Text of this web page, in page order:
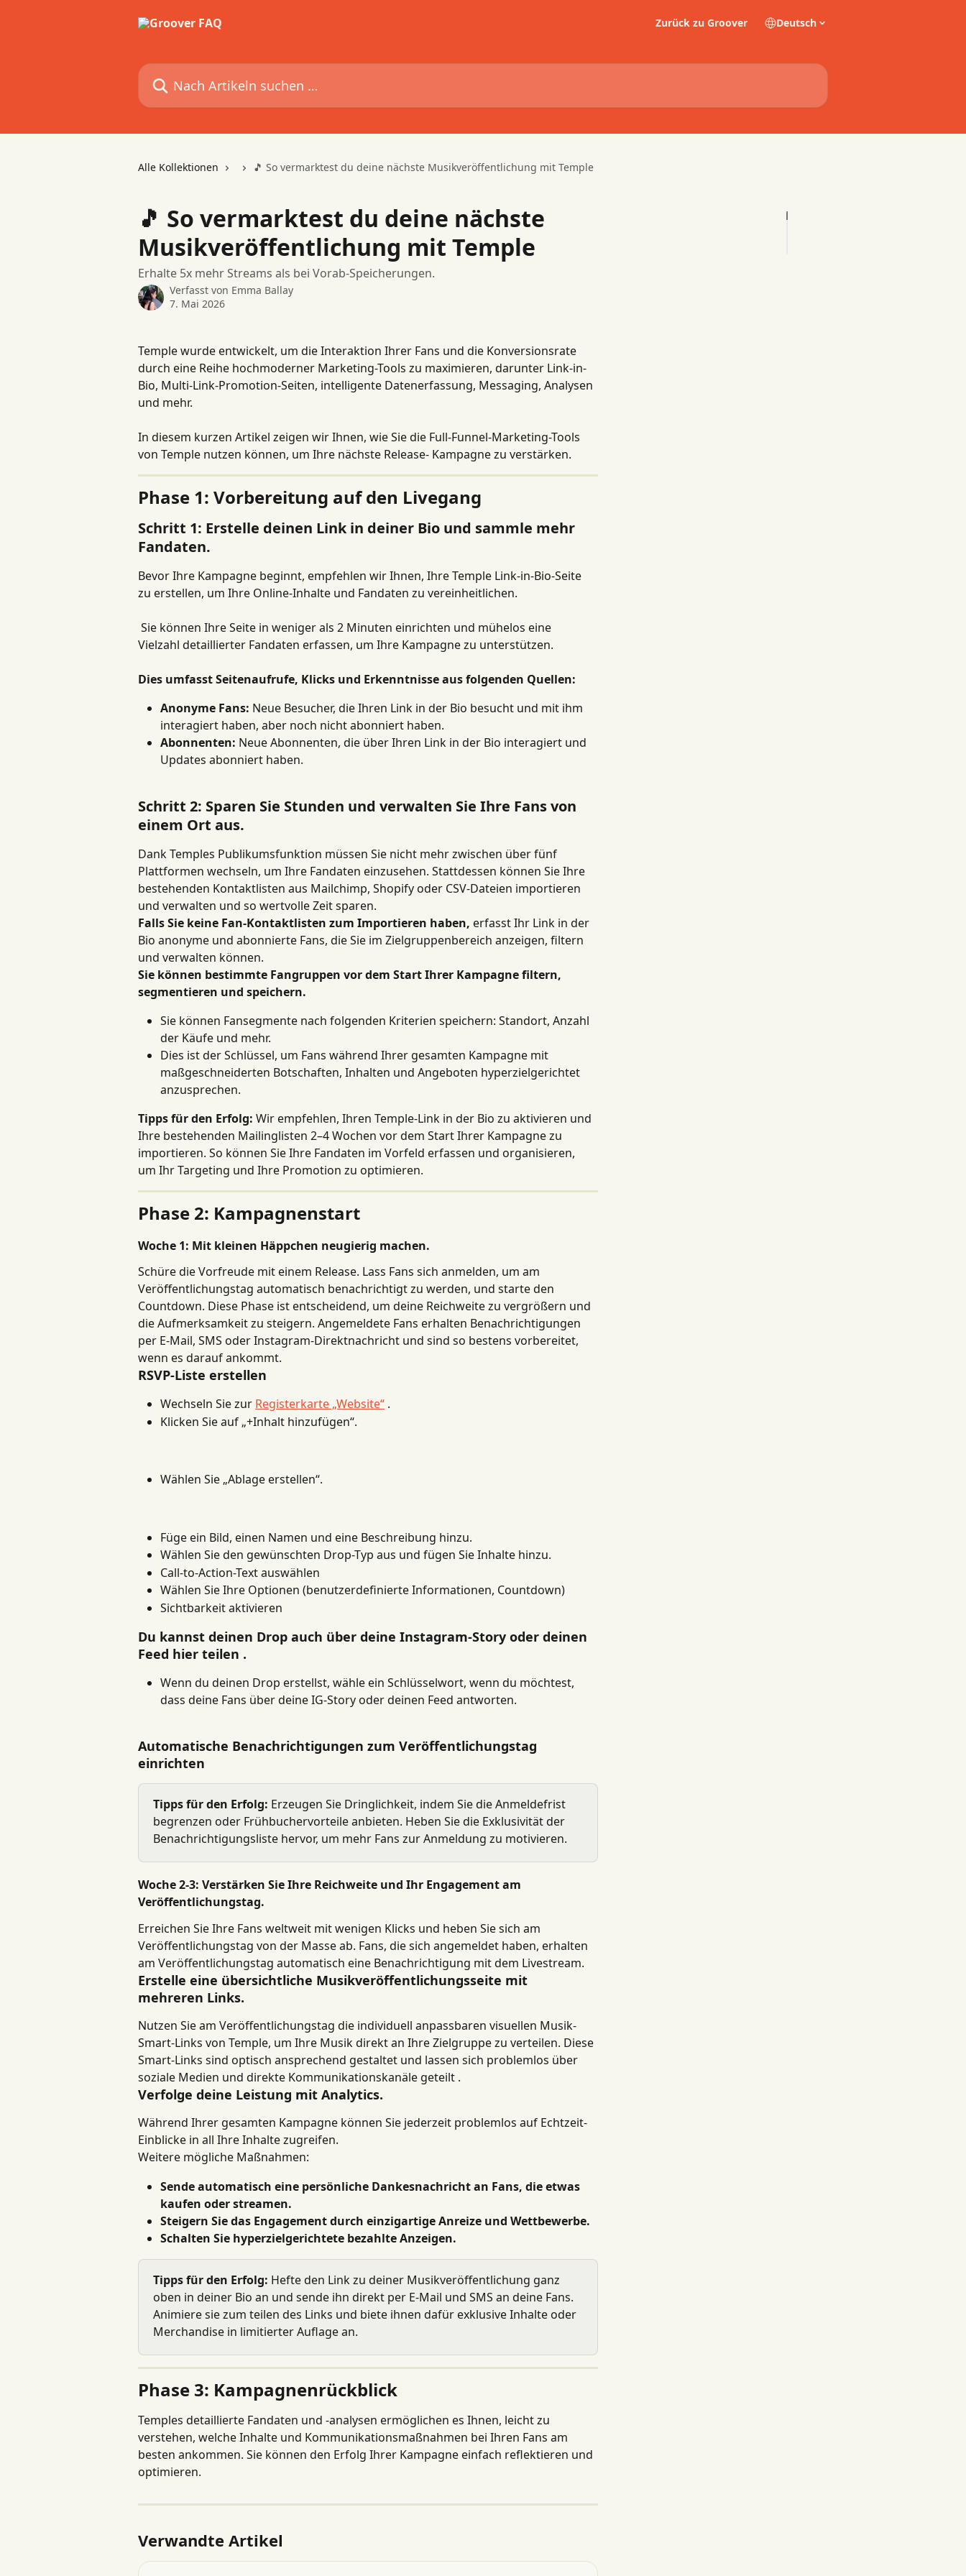
Zurück zu Groover Deutsch
Nach Artikeln suchen …
Alle Kollektionen 🎵 So vermarktest du deine nächste Musikveröffentlichung mit Temple
🎵 So vermarktest du deine nächste
Musikveröffentlichung mit Temple
Erhalte 5x mehr Streams als bei Vorab-Speicherungen.
Verfasst von Emma Ballay
7. Mai 2026
Temple wurde entwickelt, um die Interaktion Ihrer Fans und die Konversionsrate
durch eine Reihe hochmoderner Marketing-Tools zu maximieren, darunter Link-in-
Bio, Multi-Link-Promotion-Seiten, intelligente Datenerfassung, Messaging, Analysen
und mehr.
In diesem kurzen Artikel zeigen wir Ihnen, wie Sie die Full-Funnel-Marketing-Tools
von Temple nutzen können, um Ihre nächste Release- Kampagne zu verstärken.
Phase 1: Vorbereitung auf den Livegang
Schritt 1: Erstelle deinen Link in deiner Bio und sammle mehr
Fandaten.
Bevor Ihre Kampagne beginnt, empfehlen wir Ihnen, Ihre Temple Link-in-Bio-Seite
zu erstellen, um Ihre Online-Inhalte und Fandaten zu vereinheitlichen.
Vielzahl detaillierter Fandaten erfassen, um Ihre Kampagne zu unterstützen.
Dies umfasst Seitenaufrufe, Klicks und Erkenntnisse aus folgenden Quellen:
Anonyme Fans: Neue Besucher, die Ihren Link in der Bio besucht und mit ihm
interagiert haben, aber noch nicht abonniert haben.
Abonnenten: Neue Abonnenten, die über Ihren Link in der Bio interagiert und
Updates abonniert haben.
Schritt 2: Sparen Sie Stunden und verwalten Sie Ihre Fans von
einem Ort aus.
Dank Temples Publikumsfunktion müssen Sie nicht mehr zwischen über fünf
Plattformen wechseln, um Ihre Fandaten einzusehen. Stattdessen können Sie Ihre
bestehenden Kontaktlisten aus Mailchimp, Shopify oder CSV-Dateien importieren
und verwalten und so wertvolle Zeit sparen.
Falls Sie keine Fan-Kontaktlisten zum Importieren haben, erfasst Ihr Link in der
Bio anonyme und abonnierte Fans, die Sie im Zielgruppenbereich anzeigen, filtern
und verwalten können.
Sie können bestimmte Fangruppen vor dem Start Ihrer Kampagne filtern,
segmentieren und speichern.
Sie können Fansegmente nach folgenden Kriterien speichern: Standort, Anzahl
der Käufe und mehr.
Dies ist der Schlüssel, um Fans während Ihrer gesamten Kampagne mit
maßgeschneiderten Botschaften, Inhalten und Angeboten hyperzielgerichtet
anzusprechen.
Tipps für den Erfolg: Wir empfehlen, Ihren Temple-Link in der Bio zu aktivieren und
Ihre bestehenden Mailinglisten 2–4 Wochen vor dem Start Ihrer Kampagne zu
importieren. So können Sie Ihre Fandaten im Vorfeld erfassen und organisieren,
um Ihr Targeting und Ihre Promotion zu optimieren.
Phase 2: Kampagnenstart
Woche 1: Mit kleinen Häppchen neugierig machen.
Schüre die Vorfreude mit einem Release. Lass Fans sich anmelden, um am
Veröffentlichungstag automatisch benachrichtigt zu werden, und starte den
Countdown. Diese Phase ist entscheidend, um deine Reichweite zu vergrößern und
die Aufmerksamkeit zu steigern. Angemeldete Fans erhalten Benachrichtigungen
per E-Mail, SMS oder Instagram-Direktnachricht und sind so bestens vorbereitet,
wenn es darauf ankommt.
RSVP-Liste erstellen
Wechseln Sie zur Registerkarte „Website“ .
Klicken Sie auf „+Inhalt hinzufügen“.
Wählen Sie „Ablage erstellen“.
Füge ein Bild, einen Namen und eine Beschreibung hinzu.
Wählen Sie den gewünschten Drop-Typ aus und fügen Sie Inhalte hinzu.
Call-to-Action-Text auswählen
Wählen Sie Ihre Optionen (benutzerdefinierte Informationen, Countdown)
Sichtbarkeit aktivieren
Du kannst deinen Drop auch über deine Instagram-Story oder deinen
Feed hier teilen .
Wenn du deinen Drop erstellst, wähle ein Schlüsselwort, wenn du möchtest,
dass deine Fans über deine IG-Story oder deinen Feed antworten.
Automatische Benachrichtigungen zum Veröffentlichungstag
einrichten
Tipps für den Erfolg: Erzeugen Sie Dringlichkeit, indem Sie die Anmeldefrist
begrenzen oder Frühbuchervorteile anbieten. Heben Sie die Exklusivität der
Benachrichtigungsliste hervor, um mehr Fans zur Anmeldung zu motivieren.
Woche 2-3: Verstärken Sie Ihre Reichweite und Ihr Engagement am
Veröffentlichungstag.
Erreichen Sie Ihre Fans weltweit mit wenigen Klicks und heben Sie sich am
Veröffentlichungstag von der Masse ab. Fans, die sich angemeldet haben, erhalten
am Veröffentlichungstag automatisch eine Benachrichtigung mit dem Livestream.
Erstelle eine übersichtliche Musikveröffentlichungsseite mit
mehreren Links.
Nutzen Sie am Veröffentlichungstag die individuell anpassbaren visuellen Musik-
Smart-Links von Temple, um Ihre Musik direkt an Ihre Zielgruppe zu verteilen. Diese
Smart-Links sind optisch ansprechend gestaltet und lassen sich problemlos über
soziale Medien und direkte Kommunikationskanäle geteilt .
Verfolge deine Leistung mit Analytics.
Während Ihrer gesamten Kampagne können Sie jederzeit problemlos auf Echtzeit-
Einblicke in all Ihre Inhalte zugreifen.
Weitere mögliche Maßnahmen:
Sende automatisch eine persönliche Dankesnachricht an Fans, die etwas
kaufen oder streamen.
Steigern Sie das Engagement durch einzigartige Anreize und Wettbewerbe.
Schalten Sie hyperzielgerichtete bezahlte Anzeigen.
Tipps für den Erfolg: Hefte den Link zu deiner Musikveröffentlichung ganz
oben in deiner Bio an und sende ihn direkt per E-Mail und SMS an deine Fans.
Animiere sie zum teilen des Links und biete ihnen dafür exklusive Inhalte oder
Merchandise in limitierter Auflage an.
Phase 3: Kampagnenrückblick
Temples detaillierte Fandaten und -analysen ermöglichen es Ihnen, leicht zu
verstehen, welche Inhalte und Kommunikationsmaßnahmen bei Ihren Fans am
besten ankommen. Sie können den Erfolg Ihrer Kampagne einfach reflektieren und
optimieren.
Verwandte Artikel